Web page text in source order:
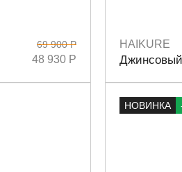
69 900 Р
48 930 Р Размеры M
HAIKURE
НОВИНКА